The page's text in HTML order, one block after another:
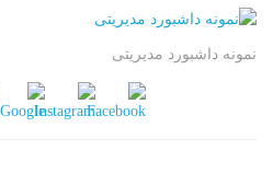
نمونه داشبورد مدیریتی